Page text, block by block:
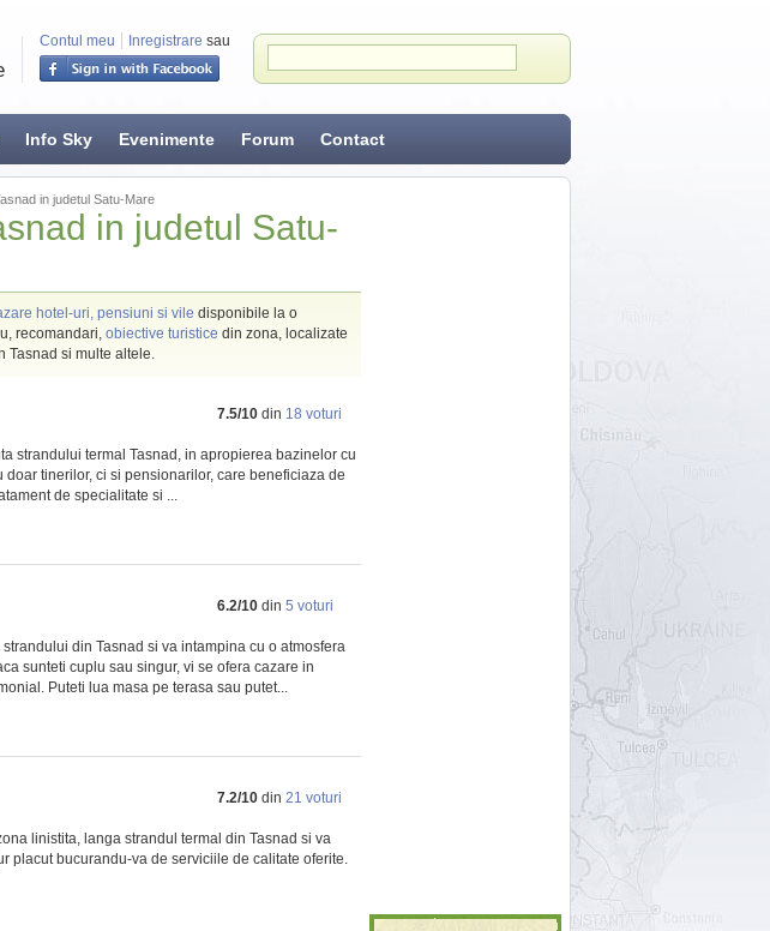
Contul meu Inregistrare sau
Info Sky Evenimente Forum Contact
in judetul Satu-Mare
in judetul Satu-
hotel-uri, pensiuni si vile disponibile la o
recomandari, obiective turistice din zona, localizate
Tasnad si multe altele.
7.5/10din 18 voturi
strandului termal Tasnad, in apropierea bazinelor cu
tinerilor, ci si pensionarilor, care beneficiaza de
de specialitate si ...
6.2/10din 5 voturi
din Tasnad si va intampina cu o atmosfera
sunteti cuplu sau singur, vi se ofera cazare in
Puteti lua masa pe terasa sau putet...
7.2/10din 21 voturi
linistita, langa strandul termal din Tasnad si va
placut bucurandu-va de serviciile de calitate oferite.